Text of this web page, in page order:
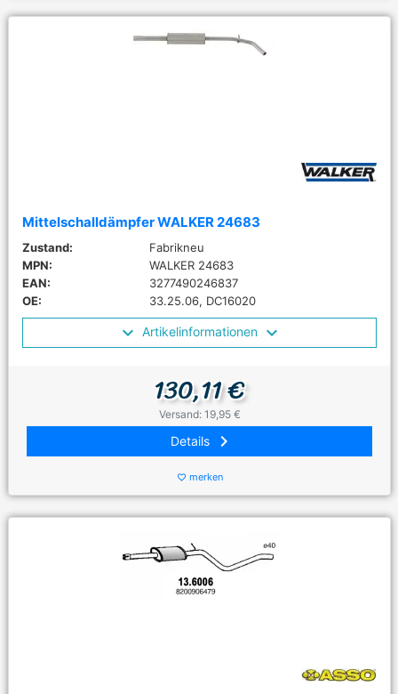
Mittelschalldämpfer WALKER 24683
Zustand:
Fabrikneu
MPN:
WALKER 24683
EAN:
3277490246837
OE:
33.25.06, DC16020
Artikelinformationen
130,11 €
Versand: 19,95 €
Details keyboard_arrow_right
favorite_border merken